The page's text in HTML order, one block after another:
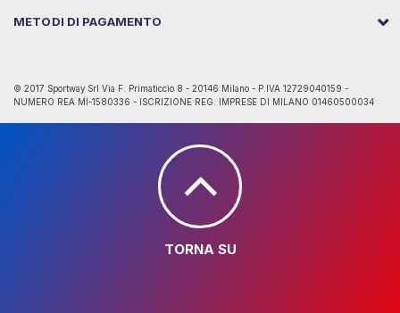
METODI DI PAGAMENTO
© 2017 Sportway Srl Via F. Primaticcio 8 - 20146 Milano - P.IVA 12729040159 -
NUMERO REA MI-1580336 - ISCRIZIONE REG. IMPRESE DI MILANO 01460500034
TORNA SU